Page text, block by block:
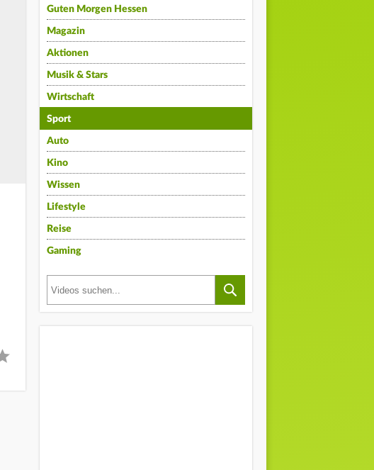
Guten Morgen Hessen
Magazin
Aktionen
Musik & Stars
Wirtschaft
Sport
Auto
Kino
Wissen
Lifestyle
Reise
Gaming